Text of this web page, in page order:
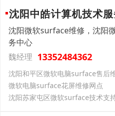
沈阳中皓计算机技术
沈阳微软surface维修，沈阳
务中心
魏经理 13352484362
沈阳和平区微软电脑surface售后
微软电脑surface花屏维修网点
沈阳苏家屯区微软surface技术支